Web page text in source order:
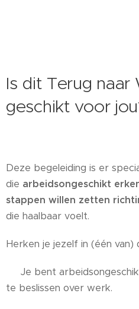
Is dit Terug
geschikt voor
Deze begeleiding is er
die arbeidsongeschikt
stappen willen zetten
die haalbaar voelt.
Herken je jezelf in (één van)
✔ Je bent
te beslissen over werk.